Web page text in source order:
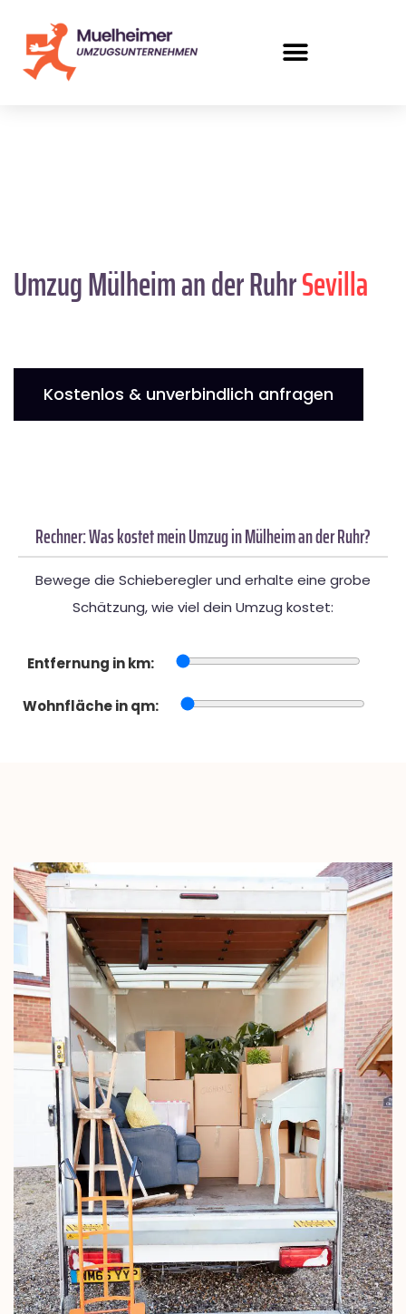
Umzug Mülheim an der RuhrSevilla
Kostenlos & unverbindlich anfragen
Rechner: Was kostet mein Umzug in Mülheim an der Ruhr?
Bewege die Schieberegler und erhalte eine grobe
Schätzung, wie viel dein Umzug kostet:
Entfernung in km:
Wohnfläche in qm: